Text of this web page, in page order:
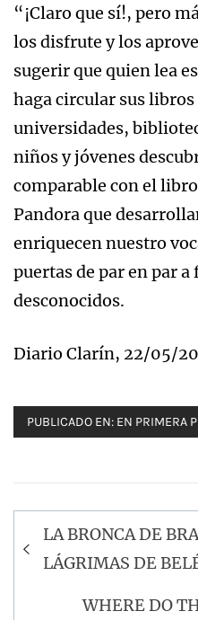
“¡Claro que sí!, pero
los disfrute y los
sugerir que quien lea
haga circular sus libros
universidades,
niños y jóvenes
comparable con el
Pandora que
enriquecen nuestro
puertas de par en par
desconocidos.
Diario Clarín, 22/05/
PUBLICADO EN: EN PRIMERA
Navegación
de
LA BRONCA DE
LÁGRIMAS DE
WHERE DO